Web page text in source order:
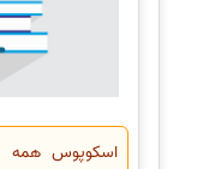
اسکوپوس همه